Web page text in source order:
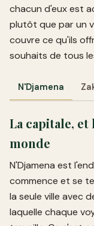
chacun d'eux est
plutôt que par un
couvre ce qu'ils
souhaits de tous
N'Djamena
La capitale, et
monde
N'Djamena est
commence et se
la seule ville avec
laquelle chaque